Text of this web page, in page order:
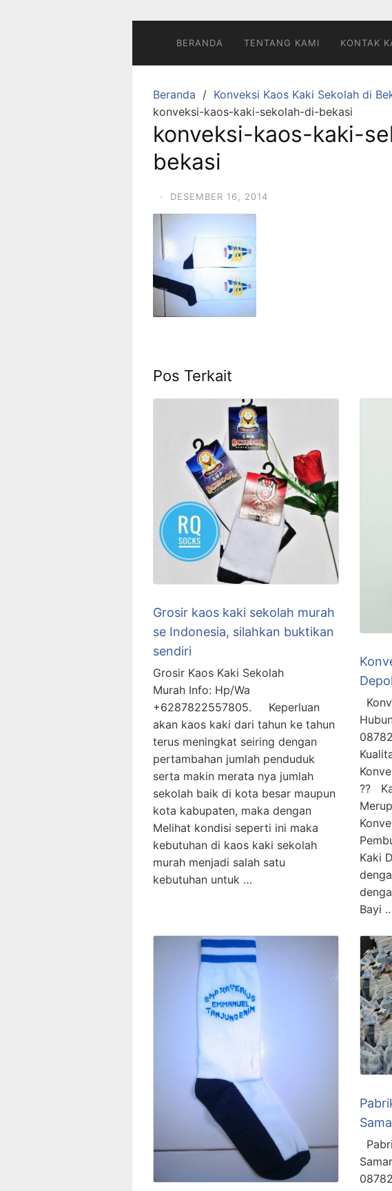
BERANDA TENTANG KAMI KONTAK
Beranda
Konveksi Kaos Kaki Sekolah di
konveksi-kaos-kaki-sekolah-di-bekasi
konveksi-kaos-kaki-
bekasi
· DESEMBER 16, 2014
Pos Terkait
Grosir kaos kaki sekolah murah
se Indonesia, silahkan buktikan
sendiri
Grosir Kaos Kaki Sekolah
Murah Info: Hp/Wa
+6287822557805. Keperluan
akan kaos kaki dari tahun ke tahun
terus meningkat seiring dengan
pertambahan jumlah penduduk
serta makin merata nya jumlah
sekolah baik di kota besar maupun
kota kabupaten, maka dengan
Melihat kondisi seperti ini maka
kebutuhan di kaos kaki sekolah
murah menjadi salah satu
kebutuhan untuk …
??
Kaki
Bayi